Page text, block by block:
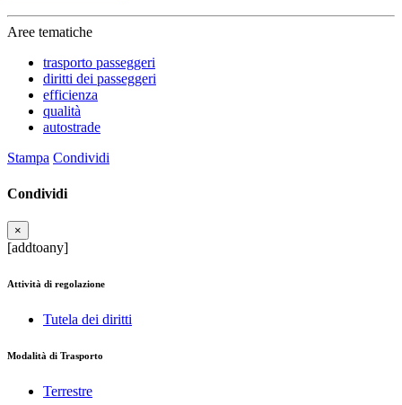
Aree tematiche
trasporto passeggeri
diritti dei passeggeri
efficienza
qualità
autostrade
Stampa Condividi
Condividi
×
[addtoany]
Attività di regolazione
Tutela dei diritti
Modalità di Trasporto
Terrestre